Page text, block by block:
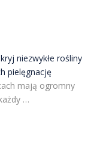
niezwykłe rośliny
pielęgnację
mają ogromny
…